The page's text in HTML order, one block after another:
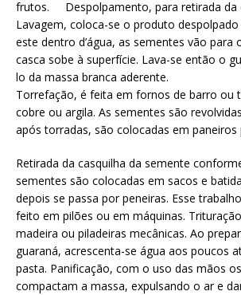
frutos. Despolpamento, para retirada da
Lavagem, coloca-se o produto
este dentro d’água, as sementes vão para
casca sobe à superfície. Lava-se então o
lo da massa branca aderente.
Torrefação, é feita em fornos de barro ou
cobre ou argila. As sementes são
após torradas, são colocadas em
Retirada da casquilha da semente
sementes são colocadas em sacos e
depois se passa por peneiras. Esse
feito em pilões ou em máquinas.
madeira ou piladeiras mecânicas. Ao
guaraná, acrescenta-se água aos poucos
pasta. Panificação, com o uso das mãos
compactam a massa, expulsando o ar e